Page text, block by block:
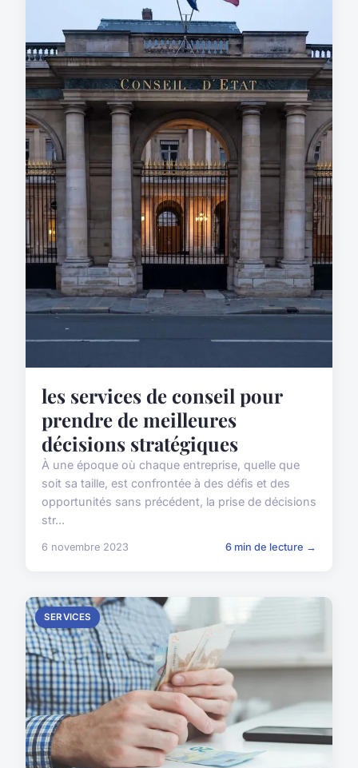
les services de conseil pour
prendre de meilleures
décisions stratégiques
À une époque où chaque entreprise, quelle que
soit sa taille, est confrontée à des défis et des
opportunités sans précédent, la prise de décisions
str...
6 novembre 2023 6 min de lecture →
SERVICES